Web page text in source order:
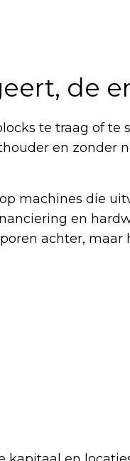
de
te traag of
en zonder
machines die
en
achter,